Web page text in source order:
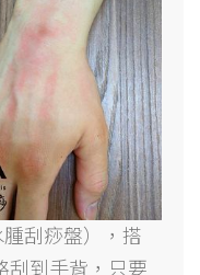
刮痧盤），搭
刮到手背，只要